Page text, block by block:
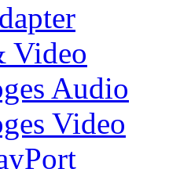
Video
Audio
Video